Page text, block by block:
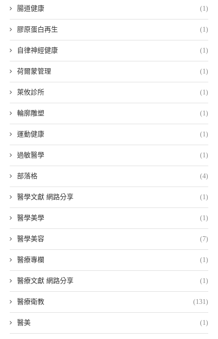
腸道健康 (1)
膠原蛋白再生 (1)
自律神經健康 (1)
荷爾蒙管理 (1)
萊攸診所 (1)
輪廓雕塑 (1)
運動健康 (1)
過敏醫學 (1)
部落格 (4)
醫學文獻 網路分享 (1)
醫學美學 (1)
醫學美容 (7)
醫療專欄 (1)
醫療文獻 網路分享 (1)
醫療衛教 (131)
醫美 (1)